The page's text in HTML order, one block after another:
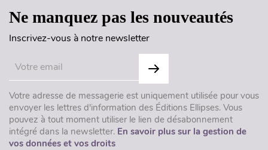
Ne manquez pas les nouveautés
Inscrivez-vous à notre newsletter
Votre adresse de messagerie est uniquement utilisée pour vous
envoyer les lettres d'information des Éditions Ellipses. Vous
pouvez à tout moment utiliser le lien de désabonnement
intégré dans la newsletter. En savoir plus sur la gestion de
vos données et vos droits